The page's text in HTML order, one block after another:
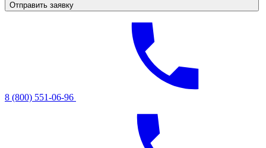
Отправить заявку
8 (800) 551-06-96